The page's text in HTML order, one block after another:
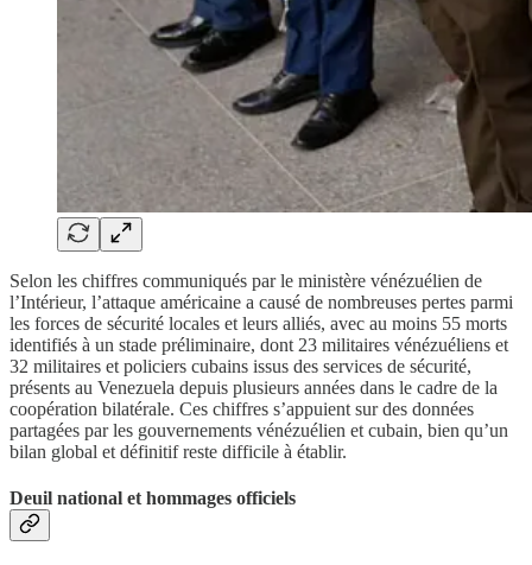
Selon les chiffres communiqués par le ministère vénézuélien de
l’Intérieur, l’attaque américaine a causé de nombreuses pertes parmi
les forces de sécurité locales et leurs alliés, avec au moins 55 morts
identifiés à un stade préliminaire, dont 23 militaires vénézuéliens et
32 militaires et policiers cubains issus des services de sécurité,
présents au Venezuela depuis plusieurs années dans le cadre de la
coopération bilatérale. Ces chiffres s’appuient sur des données
partagées par les gouvernements vénézuélien et cubain, bien qu’un
bilan global et définitif reste difficile à établir.
Deuil national et hommages officiels